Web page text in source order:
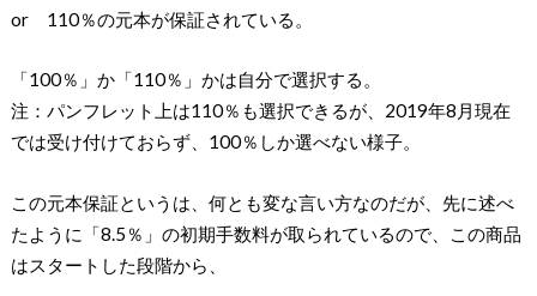
or 110％の元本が保証されている。
「100％」か「110％」かは自分で選択する。
注：パンフレット上は110％も選択できるが、2019年8月現在
では受け付けておらず、100％しか選べない様子。
この元本保証というは、何とも変な言い方なのだが、先に述べ
たように「8.5％」の初期手数料が取られているので、この商品
はスタートした段階から、